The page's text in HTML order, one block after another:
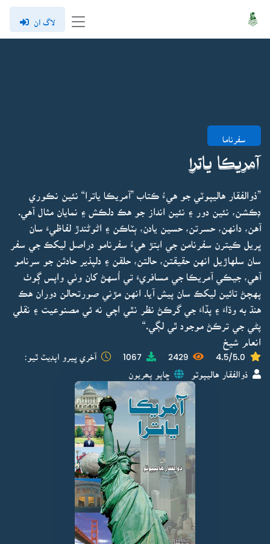
لاگ ان
سفرناما
آمريڪا ياترا
”ذوالفقار هاليپوٽي جو هيءُ ڪتاب ”آمريڪا ياترا“ نئين نڪوري
ڊڪشن، نئين دور ۽ نئين انداز جو هڪ دلڪش ۽ نمايان مثال آهي.
آهن، دانهن، حسرتن، حسين يادن، ٻٽاڪن ۽ اڻوڻندڙ لفاظيءَ سان
ڀريل ڪيترن سفرنامن جي ابتڙ هيءُ سفرنامو دراصل ليکڪ جي سفر
سان سلهاڙيل انهن حقيقتن، حالتن، حلقن ۽ دلپذير حادثن جو سرنامو
آهي، جيڪي آمريڪا جي مسافريءَ تي اُسهڻ کان وٺي واپس ڳوٺ
پهچڻ تائين ليکڪ سان پيش آيا. انهن مڙني صورتحالن دوران هڪ
هنڌ به وڌاءَ ۽ پڏاءَ جي گرڪڻ نظر نٿي اچي نه ئي مصنوعيت ۽ نقلي
پڻي جي ترڪڻ موجود ٿي لڳي.“
انعام شيخ
4.5/5.0
2429
1067 آخري ڀيرو اپڊيٽ ٿيو:
ذوالفقار هاليپوٽو ڇاپو پھريون